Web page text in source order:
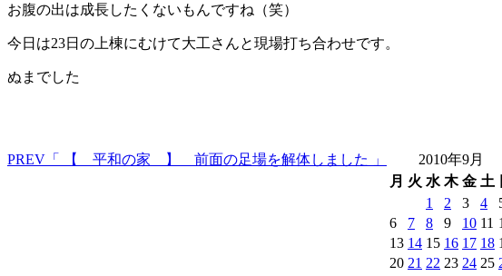
お腹の出は成長したくないもんですね（笑）
今日は23日の上棟にむけて大工さんと現場打ち合わせです。
ぬまでした
PREV 「 【 平和の家 】 前面の足場を解体しました 」
2010年9月
月 火 水 木 金 土
1
2 3 4
6
7 8 9 10 11
13 14 15 16 17 18
20 21 22 23 24 25